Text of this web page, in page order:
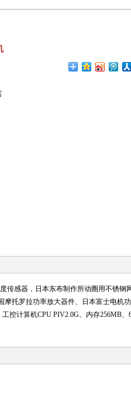
传感器，日本东布制作所动圈用不锈钢
托罗拉功率放大器件、日本富士电机
控计算机CPU PIV2.0G、内存256MB、